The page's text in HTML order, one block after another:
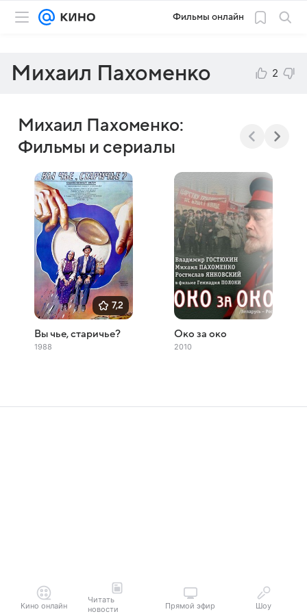
Фильмы онлайн
Михаил Пахоменко 2
Михаил Пахоменко:
Фильмы и сериалы
7,2
Вы чье, старичье?
1988
Око за око
2010
Кино онлайн
Читать
новости
Прямой эфир Шоу